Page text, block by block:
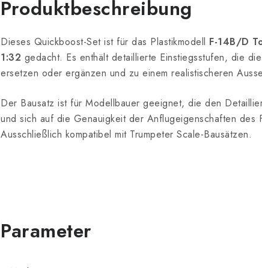
Produktbeschreibung
Dieses Quickboost-Set ist für das Plastikmodell F-14B/D
1:32 gedacht. Es enthält detaillierte Einstiegsstufen, die
ersetzen oder ergänzen und zu einem realistischeren
Der Bausatz ist für Modellbauer geeignet, die den
und sich auf die Genauigkeit der Anflugeigenschaften des
Ausschließlich kompatibel mit Trumpeter Scale-Bausätzen.